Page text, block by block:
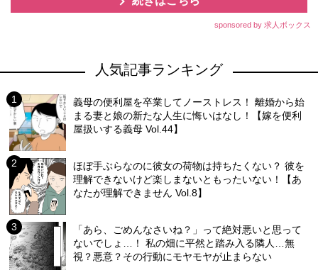
sponsored by 求人ボックス
人気記事ランキング
義母の便利屋を卒業してノーストレス！ 離婚から始
まる妻と娘の新たな人生に悔いはなし！【嫁を便利
屋扱いする義母 Vol.44】
ほぼ手ぶらなのに彼女の荷物は持ちたくない？ 彼を
理解できないけど楽しまないともったいない！【あ
なたが理解できません Vol.8】
「あら、ごめんなさいね？」って絶対悪いと思って
ないでしょ…！ 私の畑に平然と踏み入る隣人…無
視？悪意？その行動にモヤモヤが止まらない